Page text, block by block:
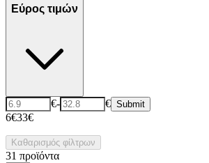
Εύρος τιμών
€- € Submit
6€33€
Καθαρισμός φίλτρων
31 προϊόντα